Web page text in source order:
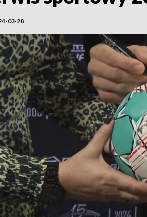
03-28